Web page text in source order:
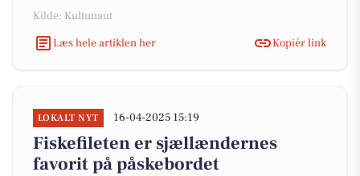
Kilde: Kultunaut
Læs hele artiklen her
Kopiér link
LOKALT NYT 16-04-2025 15:19
Fiskefileten er sjællændernes
favorit på påskebordet